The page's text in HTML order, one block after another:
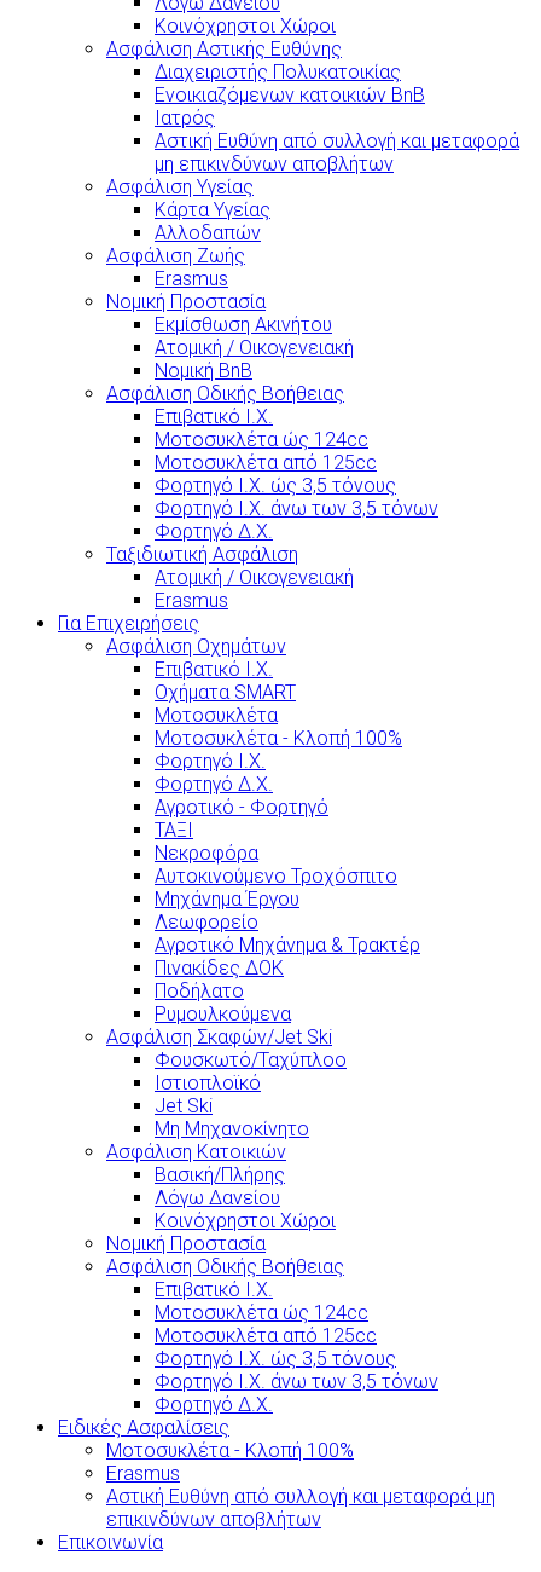
Κοινόχρηστοι Χώροι
Ασφάλιση Αστικής Ευθύνης
Διαχειριστής Πολυκατοικίας
Ενοικιαζόμενων κατοικιών BnB
Ιατρός
Αστική Ευθύνη από συλλογή και μεταφορά
μη επικινδύνων αποβλήτων
Ασφάλιση Υγείας
Κάρτα Υγείας
Αλλοδαπών
Ασφάλιση Ζωής
Erasmus
Νομική Προστασία
Εκμίσθωση Ακινήτου
Ατομική / Οικογενειακή
Νομική BnB
Ασφάλιση Οδικής Βοήθειας
Επιβατικό Ι.Χ.
Μοτοσυκλέτα ώς 124cc
Μοτοσυκλέτα από 125cc
Φορτηγό Ι.Χ. ώς 3,5 τόνους
Φορτηγό Ι.Χ. άνω των 3,5 τόνων
Φορτηγό Δ.Χ.
Ταξιδιωτική Ασφάλιση
Ατομική / Οικογενειακή
Erasmus
Για Επιχειρήσεις
Ασφάλιση Οχημάτων
Επιβατικό Ι.Χ.
Οχήματα SMART
Μοτοσυκλέτα
Μοτοσυκλέτα - Κλοπή 100%
Φορτηγό Ι.Χ.
Φορτηγό Δ.Χ.
Αγροτικό - Φορτηγό
ΤΑΞΙ
Νεκροφόρα
Αυτοκινούμενο Τροχόσπιτο
Μηχάνημα Έργου
Λεωφορείο
Αγροτικό Μηχάνημα & Τρακτέρ
Πινακίδες ΔΟΚ
Ποδήλατο
Ρυμουλκούμενα
Ασφάλιση Σκαφών/Jet Ski
Φουσκωτό/Ταχύπλοο
Ιστιοπλοϊκό
Jet Ski
Μη Μηχανοκίνητο
Ασφάλιση Κατοικιών
Βασική/Πλήρης
Λόγω Δανείου
Κοινόχρηστοι Χώροι
Νομική Προστασία
Ασφάλιση Οδικής Βοήθειας
Επιβατικό Ι.Χ.
Μοτοσυκλέτα ώς 124cc
Μοτοσυκλέτα από 125cc
Φορτηγό Ι.Χ. ώς 3,5 τόνους
Φορτηγό Ι.Χ. άνω των 3,5 τόνων
Φορτηγό Δ.Χ.
Ειδικές Ασφαλίσεις
Μοτοσυκλέτα - Κλοπή 100%
Erasmus
Αστική Ευθύνη από συλλογή και μεταφορά μη
επικινδύνων αποβλήτων
Επικοινωνία